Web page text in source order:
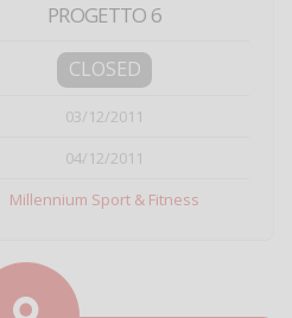
PROGETTO 6
CLOSED
03/12/2011
04/12/2011
Millennium Sport & Fitness